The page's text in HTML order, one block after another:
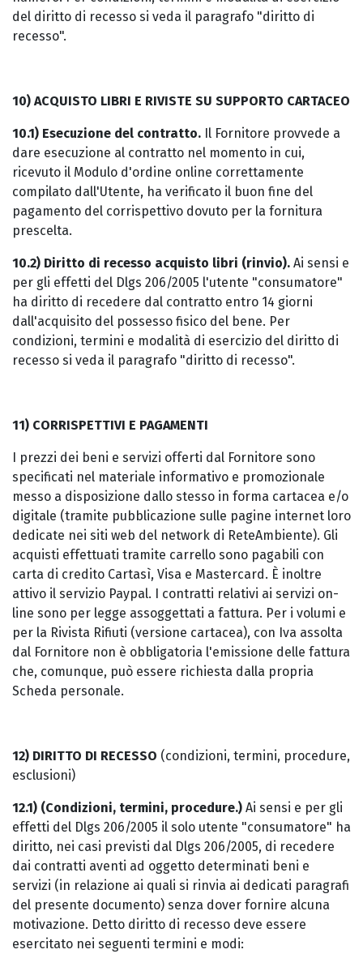
del diritto di recesso si veda il paragrafo "diritto di
recesso".
10) ACQUISTO LIBRI E RIVISTE SU SUPPORTO CARTACEO
10.1) Esecuzione del contratto. Il Fornitore provvede a
dare esecuzione al contratto nel momento in cui,
ricevuto il Modulo d'ordine online correttamente
compilato dall'Utente, ha verificato il buon fine del
pagamento del corrispettivo dovuto per la fornitura
prescelta.
10.2) Diritto di recesso acquisto libri (rinvio). Ai sensi e
per gli effetti del Dlgs 206/2005 l'utente "consumatore"
ha diritto di recedere dal contratto entro 14 giorni
dall'acquisito del possesso fisico del bene. Per
condizioni, termini e modalità di esercizio del diritto di
recesso si veda il paragrafo "diritto di recesso".
11) CORRISPETTIVI E PAGAMENTI
I prezzi dei beni e servizi offerti dal Fornitore sono
specificati nel materiale informativo e promozionale
messo a disposizione dallo stesso in forma cartacea e/o
digitale (tramite pubblicazione sulle pagine internet loro
dedicate nei siti web del network di ReteAmbiente). Gli
acquisti effettuati tramite carrello sono pagabili con
carta di credito Cartasì, Visa e Mastercard. È inoltre
attivo il servizio Paypal. I contratti relativi ai servizi on-
line sono per legge assoggettati a fattura. Per i volumi e
per la Rivista Rifiuti (versione cartacea), con Iva assolta
dal Fornitore non è obbligatoria l'emissione delle fattura
che, comunque, può essere richiesta dalla propria
Scheda personale.
12) DIRITTO DI RECESSO (condizioni, termini, procedure,
esclusioni)
12.1) (Condizioni, termini, procedure.) Ai sensi e per gli
effetti del Dlgs 206/2005 il solo utente "consumatore" ha
diritto, nei casi previsti dal Dlgs 206/2005, di recedere
dai contratti aventi ad oggetto determinati beni e
servizi (in relazione ai quali si rinvia ai dedicati paragrafi
del presente documento) senza dover fornire alcuna
motivazione. Detto diritto di recesso deve essere
esercitato nei seguenti termini e modi: